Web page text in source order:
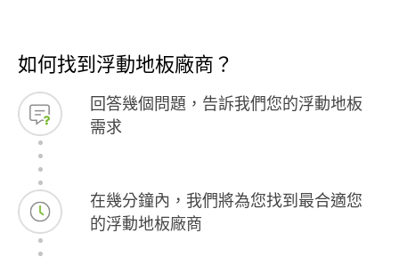
如何找到浮動地板廠商？
回答幾個問題，告訴我們您的浮動地板
需求
在幾分鐘內，我們將為您找到最合適您
的浮動地板廠商